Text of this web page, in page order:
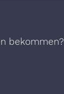
bekommen?